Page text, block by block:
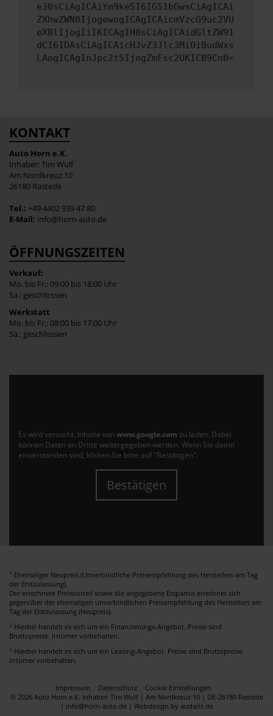
e30sCiAgICAiYm9keSI6IG51bGwsCiAgICAi
ZXhwZWN0IjogewogICAgICAicmVzcG9uc2VU
eXBlIjogIiIKICAgIH0sCiAgICAidGltZW91
dCI6IDAsCiAgICAicHJvZ3Jlc3MiOiBudWxs
LAogICAgInJpc2t5IjogZmFsc2UKICB9Cn0=
KONTAKT
Auto Horn e.K.
Inhaber: Tim Wulf
Am Nordkreuz 10
26180 Rastede
Tel.: +49 4402 939 47 80
E-Mail: info@horn-auto.de
ÖFFNUNGSZEITEN
Verkauf:
Mo. bis Fr.: 09:00 bis 18:00 Uhr
Sa.: geschlossen
Werkstatt
Mo. bis Fr.: 08:00 bis 17:00 Uhr
Sa.: geschlossen
Es wird versucht, Inhalte von www.google.com zu laden. Dabei
können Daten an Dritte weitergegeben werden. Wenn Sie damit
einverstanden sind, klicken Sie bitte auf "Bestätigen".
Bestätigen
1 Ehemaliger Neupreis (Unverbindliche Preisempfehlung des Herstellers am Tag
der Erstzulassung).
Der errechnete Preisvorteil sowie die angegebene Ersparnis errechnet sich
gegenüber der ehemaligen unverbindlichen Preisempfehlung des Herstellers am
Tag der Erstzulassung (Neupreis).
2 Hierbei handelt es sich um ein Finanzierungs-Angebot. Preise sind
Bruttopreise. Irrtümer vorbehalten.
3 Hierbei handelt es sich um ein Leasing-Angebot. Preise sind Bruttopreise.
Irrtümer vorbehalten.
Impressum Datenschutz
Cookie Einstellungen
© 2026 Auto Horn e.K. Inhaber: Tim Wulf | Am Nordkreuz 10 | DE-26180 Rastede
| info@horn-auto.de | Webdesign by audaris.de